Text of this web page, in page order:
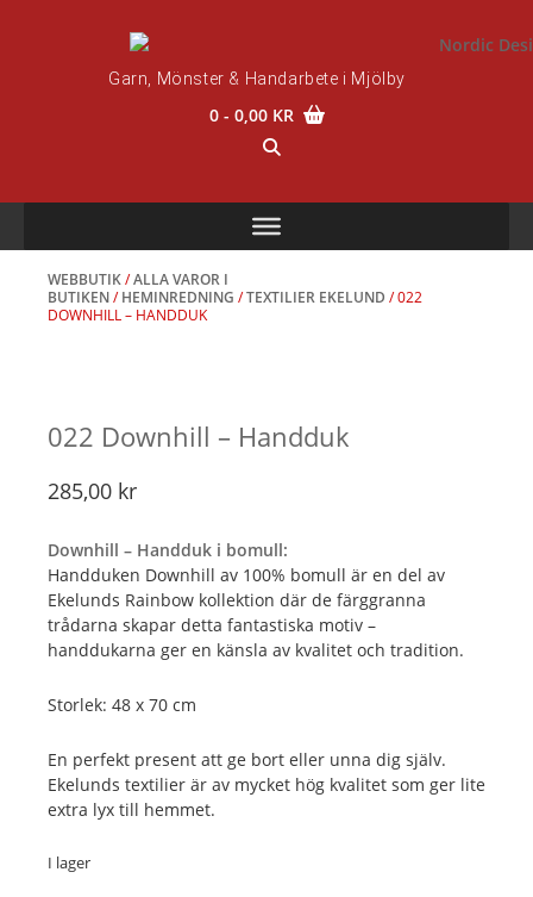
Garn, Mönster & Handarbete i Mjölby
0- 0,00 KR
WEBBUTIK/ALLA VAROR I
BUTIKEN/HEMINREDNING /TEXTILIER EKELUND / 022
DOWNHILL – HANDDUK
022 Downhill – Handduk
285,00 kr
Downhill – Handduk i bomull:
Handduken Downhill av 100% bomull är en del av
Ekelunds Rainbow kollektion där de färggranna
trådarna skapar detta fantastiska motiv –
handdukarna ger en känsla av kvalitet och tradition.
Storlek: 48 x 70 cm
En perfekt present att ge bort eller unna dig själv.
Ekelunds textilier är av mycket hög kvalitet som ger lite
extra lyx till hemmet.
I lager